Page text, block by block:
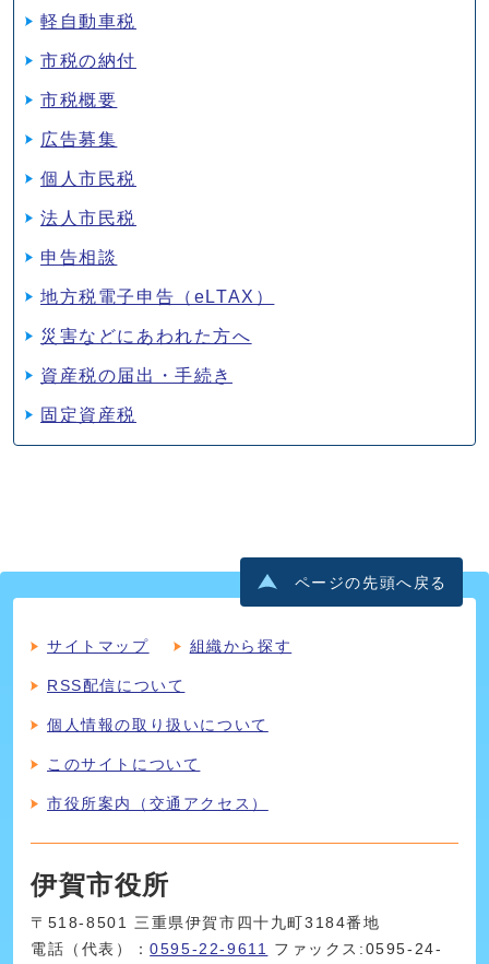
軽自動車税
市税の納付
市税概要
広告募集
個人市民税
法人市民税
申告相談
地方税電子申告（eLTAX）
災害などにあわれた方へ
資産税の届出・手続き
固定資産税
ページの先頭へ戻る
サイトマップ 組織から探す
RSS配信について
個人情報の取り扱いについて
このサイトについて
市役所案内（交通アクセス）
伊賀市役所
〒518-8501 三重県伊賀市四十九町3184番地
電話（代表）：0595-22-9611 ファックス:0595-24-